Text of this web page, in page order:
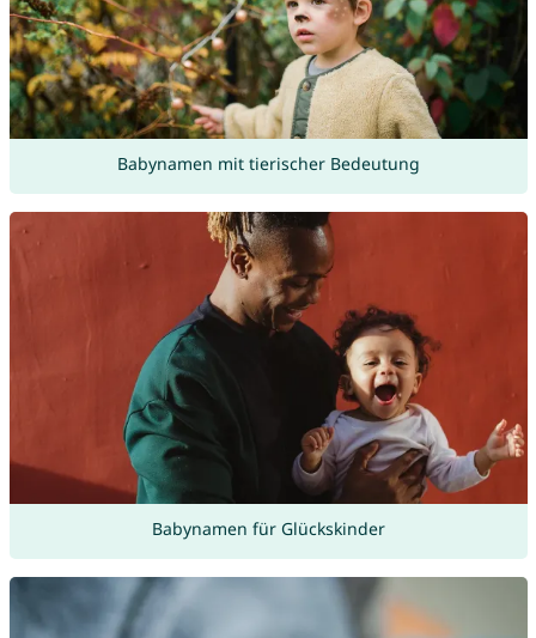
Babynamen mit tierischer Bedeutung
Babynamen für Glückskinder